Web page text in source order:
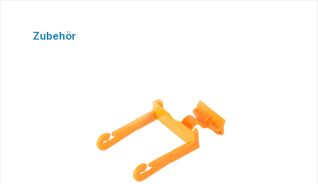
Produktgalerie überspringen
Zubehör